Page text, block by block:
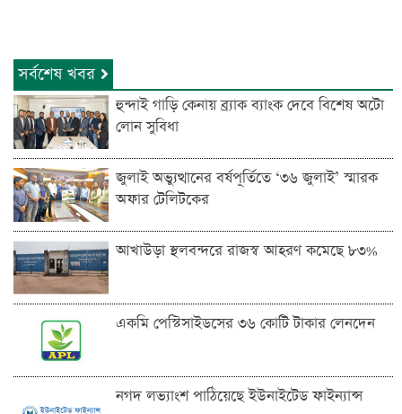
সর্বশেষ খবর
হুন্দাই গাড়ি কেনায় ব্র্যাক ব্যাংক দেবে বিশেষ অটো
লোন সুবিধা
জুলাই অভ্যুত্থানের বর্ষপূর্তিতে ‘৩৬ জুলাই’ স্মারক
অফার টেলিটকের
আখাউড়া স্থলবন্দরে রাজস্ব আহরণ কমেছে ৮৩%
একমি পেস্টিসাইডসের ৩৬ কোটি টাকার লেনদেন
নগদ লভ্যাংশ পাঠিয়েছে ইউনাইটেড ফাইন্যান্স